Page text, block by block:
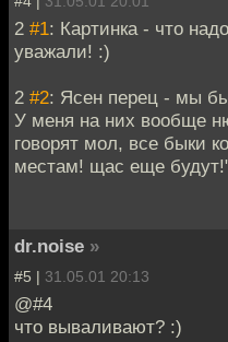
2 #1: Картинка - что
уважали! :)
2 #2: Ясен перец - мы
У меня на них вообще
говорят мол, все быки
местам! щас еще
dr.noise »
#5 | 31.05.01 20:13
@#4
что вываливают? :)